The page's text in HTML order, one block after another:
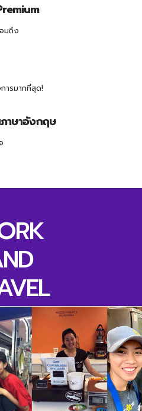
มถึง
ารมากที่สุด!
าษาอังกฤษ